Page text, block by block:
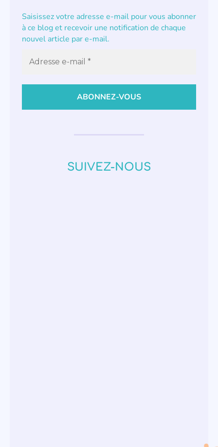
Saisissez votre adresse e-mail pour vous abonner
à ce blog et recevoir une notification de chaque
nouvel article par e-mail.
SUIVEZ-NOUS